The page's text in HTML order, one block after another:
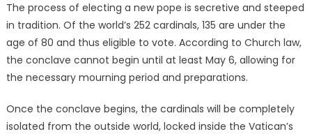
The process of electing a new pope is secretive and steeped
in tradition. Of the world’s 252 cardinals, 135 are under the
age of 80 and thus eligible to vote. According to Church law,
the conclave cannot begin until at least May 6, allowing for
the necessary mourning period and preparations.
Once the conclave begins, the cardinals will be completely
isolated from the outside world, locked inside the Vatican’s